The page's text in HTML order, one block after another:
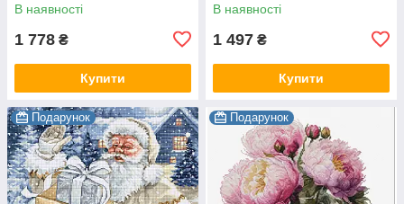
В наявності
1 778 ₴
Купити
В наявності
1 497 ₴
Купити
Подарунок Подарунок